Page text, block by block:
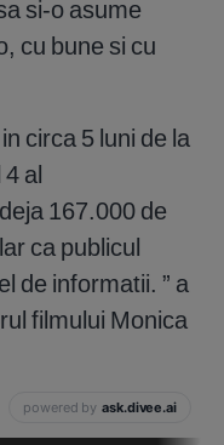
si-o asume
cu bune si cu
circa 5 luni de la
al
167.000 de
ca publicul
de informatii. ” a
filmului Monica